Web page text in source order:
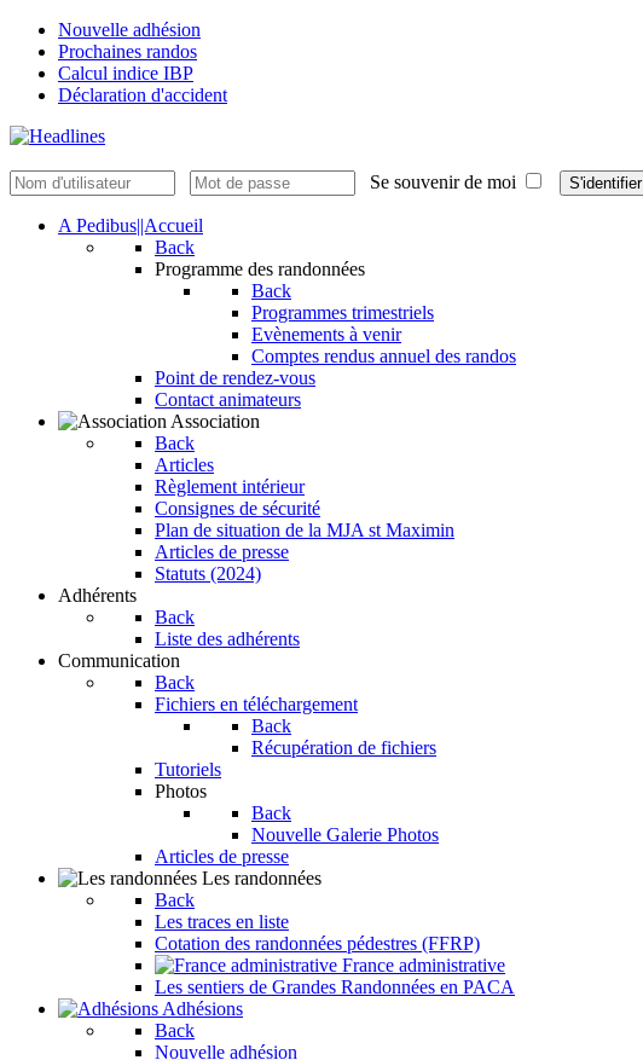
Nouvelle adhésion
Prochaines randos
Calcul indice IBP
Déclaration d'accident
Se souvenir de moi S'identifier
A Pedibus||Accueil
Back
Programme des randonnées
Back
Programmes trimestriels
Evènements à venir
Comptes rendus annuel des randos
Point de rendez-vous
Contact animateurs
Association
Back
Articles
Règlement intérieur
Consignes de sécurité
Plan de situation de la MJA st Maximin
Articles de presse
Statuts (2024)
Adhérents
Back
Liste des adhérents
Communication
Back
Fichiers en téléchargement
Back
Récupération de fichiers
Tutoriels
Photos
Back
Nouvelle Galerie Photos
Articles de presse
Les randonnées
Back
Les traces en liste
Cotation des randonnées pédestres (FFRP)
France administrative
Les sentiers de Grandes Randonnées en PACA
Adhésions
Back
Nouvelle adhésion